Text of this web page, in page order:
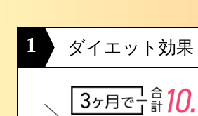
1 ダイエット効果